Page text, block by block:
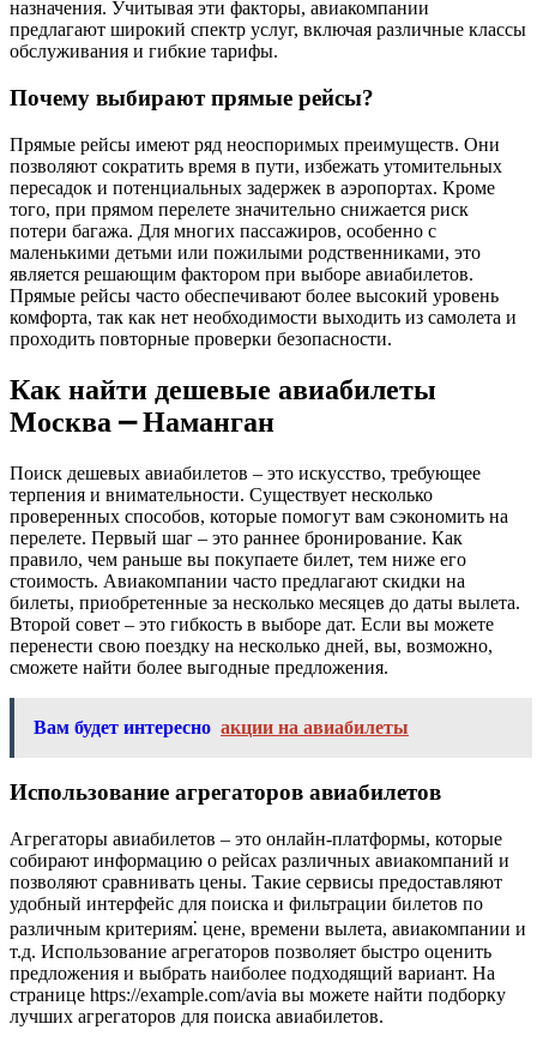
назначения. Учитывая эти факторы, авиакомпании
предлагают широкий спектр услуг, включая различные классы
обслуживания и гибкие тарифы.
Почему выбирают прямые рейсы?
Прямые рейсы имеют ряд неоспоримых преимуществ. Они
позволяют сократить время в пути, избежать утомительных
пересадок и потенциальных задержек в аэропортах. Кроме
того, при прямом перелете значительно снижается риск
потери багажа. Для многих пассажиров, особенно с
маленькими детьми или пожилыми родственниками, это
является решающим фактором при выборе авиабилетов.
Прямые рейсы часто обеспечивают более высокий уровень
комфорта, так как нет необходимости выходить из самолета и
проходить повторные проверки безопасности.
Как найти дешевые авиабилеты
Москва ⎼ Наманган
Поиск дешевых авиабилетов – это искусство, требующее
терпения и внимательности. Существует несколько
проверенных способов, которые помогут вам сэкономить на
перелете. Первый шаг – это раннее бронирование. Как
правило, чем раньше вы покупаете билет, тем ниже его
стоимость. Авиакомпании часто предлагают скидки на
билеты, приобретенные за несколько месяцев до даты вылета.
Второй совет – это гибкость в выборе дат. Если вы можете
перенести свою поездку на несколько дней, вы, возможно,
сможете найти более выгодные предложения.
Вам будет интересно акции на авиабилеты
Использование агрегаторов авиабилетов
Агрегаторы авиабилетов – это онлайн-платформы, которые
собирают информацию о рейсах различных авиакомпаний и
позволяют сравнивать цены. Такие сервисы предоставляют
удобный интерфейс для поиска и фильтрации билетов по
различным критериям⁚ цене, времени вылета, авиакомпании и
т.д. Использование агрегаторов позволяет быстро оценить
предложения и выбрать наиболее подходящий вариант. На
странице https://example.com/avia вы можете найти подборку
лучших агрегаторов для поиска авиабилетов.